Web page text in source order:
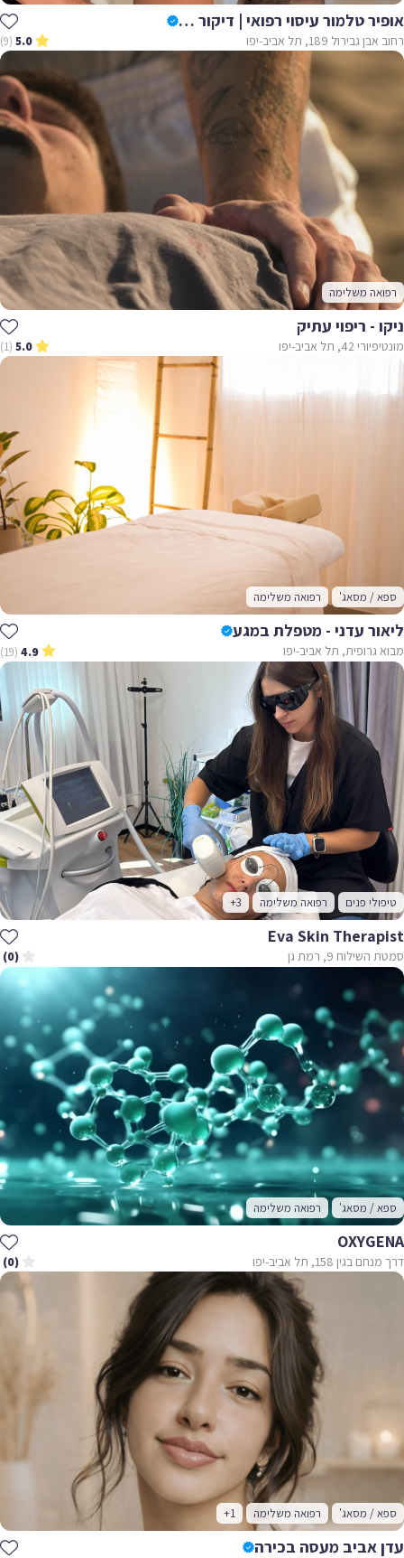
אופיר טלמור עיסוי רפואי | דיקור | כוסות רוח
רחוב אבן גבירול 189, תל אביב-יפו 5.0
(9)
רפואה משלימה
ניקו - ריפוי עתיק
מונטיפיורי 42, תל אביב-יפו 5.0
(1)
ספא / מסאג' רפואה משלימה
ליאור עדני - מטפלת במגע
מבוא גרופית, תל אביב-יפו 4.9
(19)
טיפולי פנים רפואה משלימה +3
Eva Skin Therapist
סמטת השילוח 9, רמת גן (0)
ספא / מסאג' רפואה משלימה
OXYGENA
דרך מנחם בגין 158, תל אביב-יפו (0)
ספא / מסאג' רפואה משלימה +1
עדן אביב מעסה בכירה